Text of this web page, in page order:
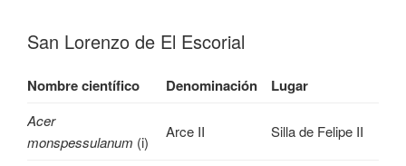
San Lorenzo de El Escorial
Nombre científico Denominación Lugar
Acer
monspessulanum (i)
Arce II Silla de Felipe II